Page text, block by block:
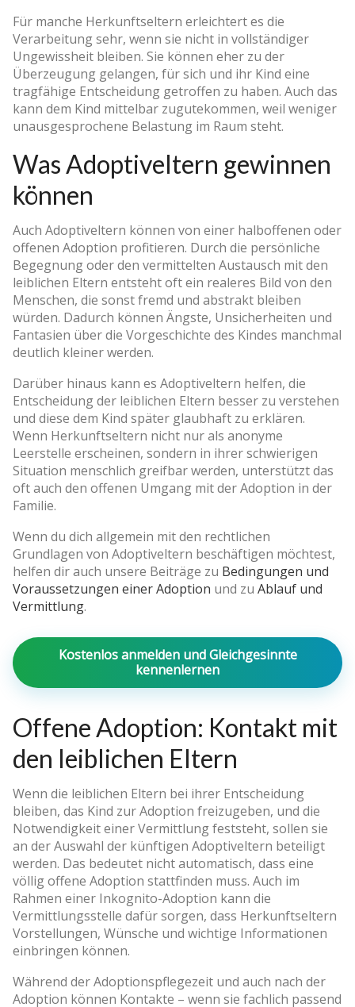
Für manche Herkunftseltern erleichtert es die
Verarbeitung sehr, wenn sie nicht in vollständiger
Ungewissheit bleiben. Sie können eher zu der
Überzeugung gelangen, für sich und ihr Kind eine
tragfähige Entscheidung getroffen zu haben. Auch das
kann dem Kind mittelbar zugutekommen, weil weniger
unausgesprochene Belastung im Raum steht.
Was Adoptiveltern gewinnen
können
Auch Adoptiveltern können von einer halboffenen oder
offenen Adoption profitieren. Durch die persönliche
Begegnung oder den vermittelten Austausch mit den
leiblichen Eltern entsteht oft ein realeres Bild von den
Menschen, die sonst fremd und abstrakt bleiben
würden. Dadurch können Ängste, Unsicherheiten und
Fantasien über die Vorgeschichte des Kindes manchmal
deutlich kleiner werden.
Darüber hinaus kann es Adoptiveltern helfen, die
Entscheidung der leiblichen Eltern besser zu verstehen
und diese dem Kind später glaubhaft zu erklären.
Wenn Herkunftseltern nicht nur als anonyme
Leerstelle erscheinen, sondern in ihrer schwierigen
Situation menschlich greifbar werden, unterstützt das
oft auch den offenen Umgang mit der Adoption in der
Familie.
Wenn du dich allgemein mit den rechtlichen
Grundlagen von Adoptiveltern beschäftigen möchtest,
helfen dir auch unsere Beiträge zu Bedingungen und
Voraussetzungen einer Adoption und zu Ablauf und
Vermittlung.
Kostenlos anmelden und Gleichgesinnte
kennenlernen
Offene Adoption: Kontakt mit
den leiblichen Eltern
Wenn die leiblichen Eltern bei ihrer Entscheidung
bleiben, das Kind zur Adoption freizugeben, und die
Notwendigkeit einer Vermittlung feststeht, sollen sie
an der Auswahl der künftigen Adoptiveltern beteiligt
werden. Das bedeutet nicht automatisch, dass eine
völlig offene Adoption stattfinden muss. Auch im
Rahmen einer Inkognito-Adoption kann die
Vermittlungsstelle dafür sorgen, dass Herkunftseltern
Vorstellungen, Wünsche und wichtige Informationen
einbringen können.
Während der Adoptionspflegezeit und auch nach der
Adoption können Kontakte – wenn sie fachlich passend